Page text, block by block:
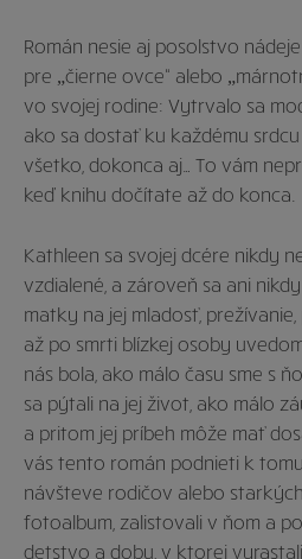
Román nesie aj posolstvo
pre „čierne ovce“ alebo
vo svojej rodine: Vytrvalo sa
ako sa dostať ku každému
všetko, dokonca aj… To vám
keď knihu dočítate až do konca.
Kathleen sa svojej dcére nikdy
vzdialené, a zároveň sa ani
matky na jej mladosť,
až po smrti blízkej osoby
nás bola, ako málo času sme s
sa pýtali na jej život, ako málo
a pritom jej príbeh môže mať
vás tento román podnieti k
návšteve rodičov alebo
fotoalbum, zalistovali v ňom a
detstvo a dobu, v ktorej